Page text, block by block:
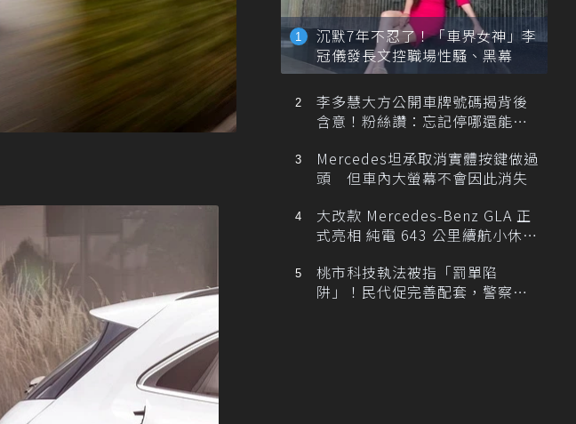
沉默7年不忍了！「車界女神」李
冠儀發長文控職場性騷、黑幕
李多慧大方公開車牌號碼揭背後
含意！粉絲讚：忘記停哪還能幫
Mercedes坦承取消實體按鍵做過
頭 但車內大螢幕不會因此消失
大改款 Mercedes-Benz GLA 正
式亮相 純電 643 公里續航小休
桃市科技執法被指「罰單陷
阱」！民代促完善配套，警察局